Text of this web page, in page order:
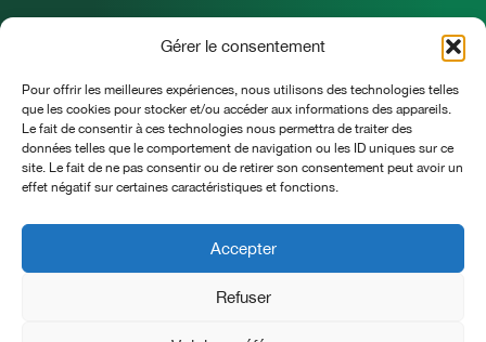
Gérer le consentement
Pour offrir les meilleures expériences, nous utilisons des technologies telles
que les cookies pour stocker et/ou accéder aux informations des appareils.
Le fait de consentir à ces technologies nous permettra de traiter des
données telles que le comportement de navigation ou les ID uniques sur ce
site. Le fait de ne pas consentir ou de retirer son consentement peut avoir un
effet négatif sur certaines caractéristiques et fonctions.
Accepter
Refuser
Nous joindre
allo@lavillavinaigres.ca
418 932 3810
La Villa vinaigres & jardins
Saint-Pierre-de-Broughton (Qc) G0N 1T0
LA VILLA vinaigres et jardins © Tous droits réservés